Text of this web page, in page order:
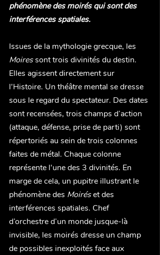
phénomène des moirés qui sont des
interférences spatiales.
Issues de la mythologie grecque, les
Moires sont trois divinités du destin.
Elles agissent directement sur
l'Histoire. Un théâtre mental se dresse
sous le regard du spectateur. Des dates
sont recensées, trois champs d’action
(attaque, défense, prise de parti) sont
répertoriés au sein de trois colonnes
faites de métal. Chaque colonne
représente l'une des 3 divinités. En
marge de cela, un pupitre illustrant le
phénomène des Moirés et des
interférences spatiales. Chef
d’orchestre d’un monde jusque-là
invisible, les moirés dresse un champ
de possibles inexploités face aux